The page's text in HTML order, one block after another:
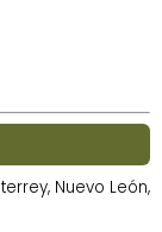
Nuevo León,